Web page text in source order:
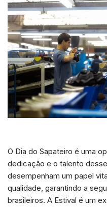
O Dia do Sapateiro é uma
dedicação e o talento
desempenham um papel
qualidade, garantindo a
brasileiros. A Estival é um